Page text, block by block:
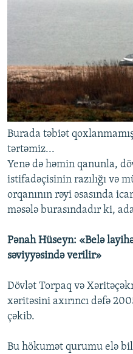
Burada təbiət
tərtəmiz...
Yenə də həmin qanunla,
istifadəçisinin razılığı və
orqanının rəyi əsasında
məsələ burasındadır ki,
Pənah Hüseyn: «Belə
səviyyəsində verilir»
Dövlət Torpaq və
xəritəsini axırıncı dəfə
çəkib.
Bu hökumət qurumu elə